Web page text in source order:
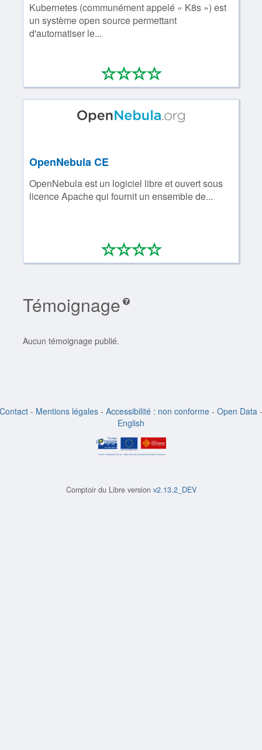
Kubernetes (communément appelé « K8s ») est
un système open source permettant
d'automatiser le...
****
0/4
OpenNebula CE
OpenNebula est un logiciel libre et ouvert sous
licence Apache qui fournit un ensemble de...
****
0/4
Témoignage
Aucun témoignage publié.
Contact - Mentions légales - Accessibilité : non conforme - Open Data -
English
Comptoir du Libre version v2.13.2_DEV